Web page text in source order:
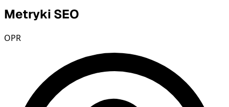
Metryki SEO
OPR